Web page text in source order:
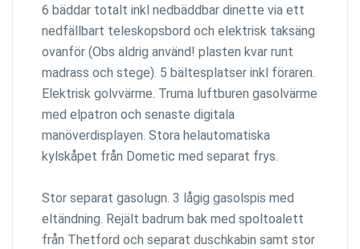
6 bäddar totalt inkl nedbäddbar dinette via ett
nedfällbart teleskopsbord och elektrisk taksäng
ovanför (Obs aldrig använd! plasten kvar runt
madrass och stege). 5 bältesplatser inkl föraren.
Elektrisk golvvärme. Truma luftburen gasolvärme
med elpatron och senaste digitala
manöverdisplayen. Stora helautomatiska
kylskåpet från Dometic med separat frys.
Stor separat gasolugn. 3 lågig gasolspis med
eltändning. Rejält badrum bak med spoltoalett
från Thetford och separat duschkabin samt stor